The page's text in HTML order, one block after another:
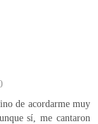
de acordarme muy
sí, me cantaron